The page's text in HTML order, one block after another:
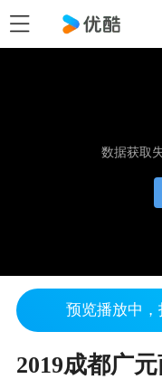
数据获取
预览播放中，
2019成都广